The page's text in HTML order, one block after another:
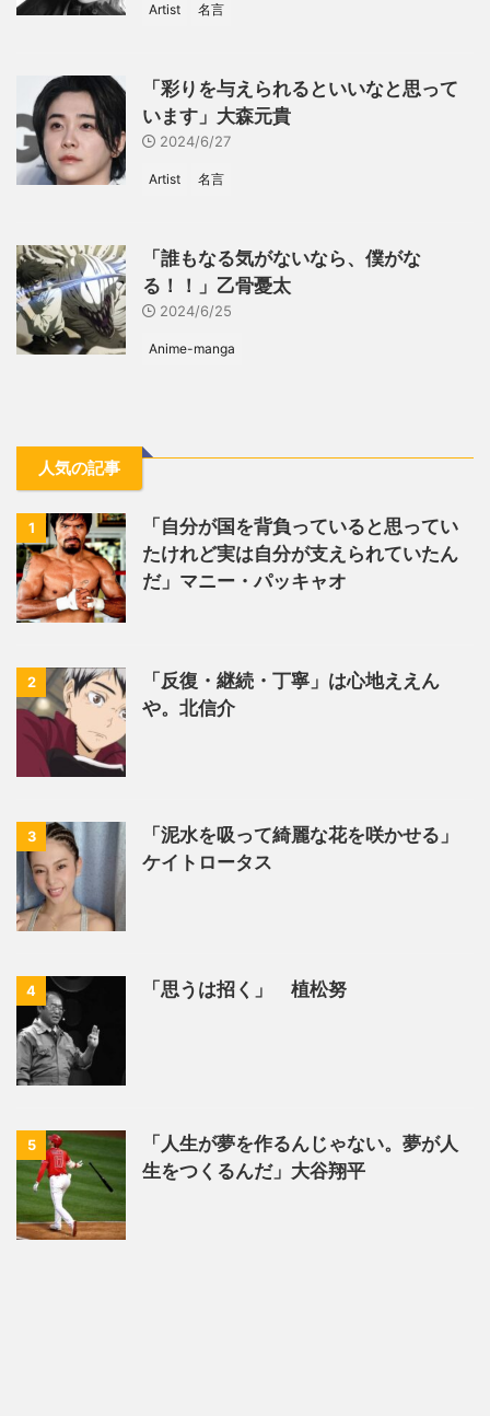
Artist 名言
「彩りを与えられるといいなと思って
います」大森元貴
2024/6/27
Artist 名言
「誰もなる気がないなら、僕がな
る！！」乙骨憂太
2024/6/25
Anime-manga
人気の記事
1
「自分が国を背負っていると思ってい
たけれど実は自分が支えられていたん
だ」マニー・パッキャオ
2
「反復・継続・丁寧」は心地ええん
や。北信介
3
「泥水を吸って綺麗な花を咲かせる」
ケイトロータス
4 「思うは招く」 植松努
5
「人生が夢を作るんじゃない。夢が人
生をつくるんだ」大谷翔平